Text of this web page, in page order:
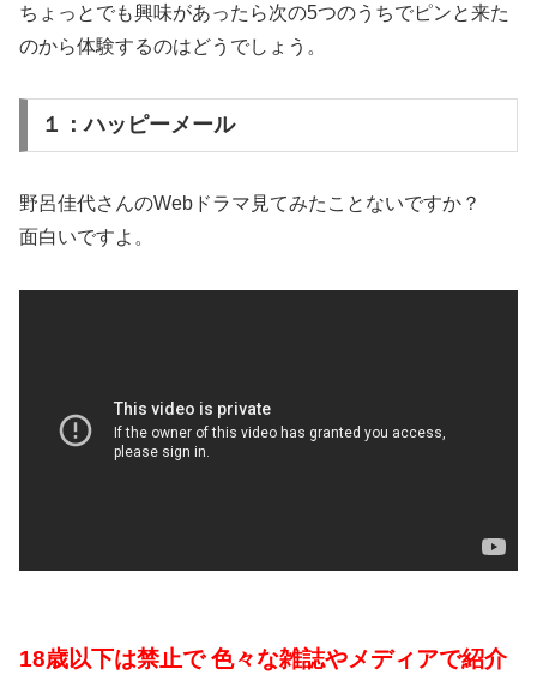
ちょっとでも興味があったら次の5つのうちでピンと来た
のから体験するのはどうでしょう。
１：ハッピーメール
野呂佳代さんのWebドラマ見てみたことないですか？
面白いですよ。
18歳以下は禁止で 色々な雑誌やメディアで紹介